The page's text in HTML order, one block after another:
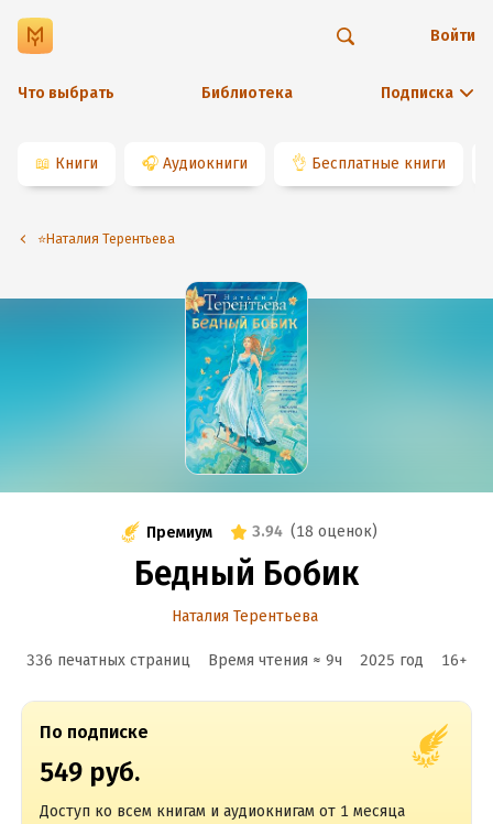
Что выбрать Библиотека Подписка
Войти
📖 Книги 🎧 Аудиокниги 👌 Бесплатные книги
⭐️Наталия Терентьева
Премиум 3.94 (18 оценок)
Бедный Бобик
Наталия Терентьева
336 печатных страниц Время чтения ≈ 9ч 2025 год 16+
По подписке
549 руб.
Доступ ко всем книгам и аудиокнигам от 1 месяца